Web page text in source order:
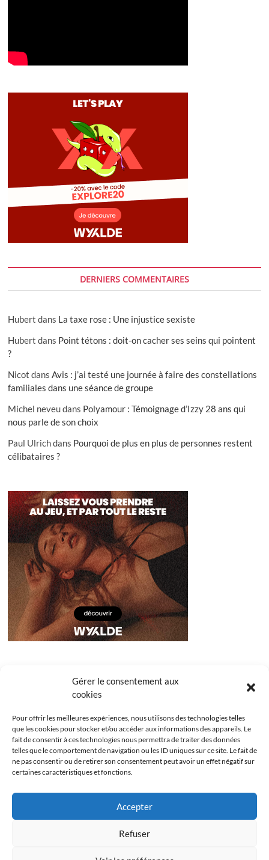
Gérer le consentement aux
cookies
Pour offrir les meilleures expériences, nous utilisons des technologies telles
que les cookies pour stocker et/ou accéder aux informations des appareils. Le
fait de consentir à ces technologies nous permettra de traiter des données
telles que le comportement de navigation ou les ID uniques sur ce site. Le fait de
ne pas consentir ou de retirer son consentement peut avoir un effet négatif sur
certaines caractéristiques et fonctions.
Accepter
Refuser
DERNIERS COMMENTAIRES
Hubert dans La taxe rose : Une injustice sexiste
Hubert dans Point tétons : doit-on cacher ses seins qui pointent
?
Nicot dansAvis : j’ai testé une journée à faire des constellations
familiales dans une séance de groupe
Michel neveudans Polyamour : Témoignage d’Izzy 28 ans qui
nous parle de son choix
Paul Ulrichdans Pourquoi de plus en plus de personnes restent
célibataires ?
Politique de cookies (UE)